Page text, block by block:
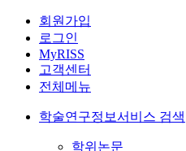
회원가입
로그인
MyRISS
고객센터
전체메뉴
학술연구정보서비스 검색
학위논문